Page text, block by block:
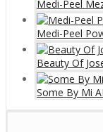
Medi-Peel
Medi-Peel
Beauty Of
Some By Mi